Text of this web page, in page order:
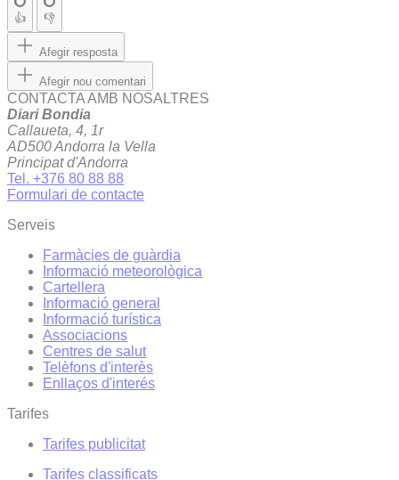
👍 👎
Afegir resposta
Afegir nou comentari
CONTACTA AMB NOSALTRES
Diari Bondia
Callaueta, 4, 1r
AD500 Andorra la Vella
Principat d'Andorra
Tel. +376 80 88 88
Formulari de contacte
Serveis
Farmàcies de guàrdia
Informació meteorològica
Cartellera
Informació general
Informació turística
Associacions
Centres de salut
Telèfons d'interès
Enllaços d'interés
Tarifes
Tarifes publicitat
Tarifes classificats